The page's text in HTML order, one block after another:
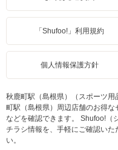
「Shufoo!」利用規約
個人情報保護方針
秋鹿町駅（島根県）（スポーツ
町駅（島根県）周辺店舗のお得
などを確認できます。 Shufoo!（
チラシ情報を、手軽にご確認い
い。